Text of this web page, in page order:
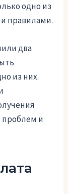
одно из
правилами.
два
из них.
проблем и